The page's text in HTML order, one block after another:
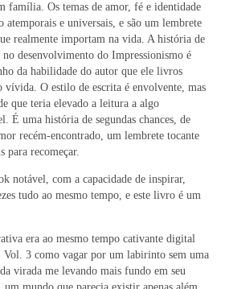
família. Os temas de amor, fé e identidade
atemporais e universais, e são um lembrete
realmente importam na vida. A história de
desenvolvimento do Impressionismo é
da habilidade do autor que ele livros
vívida. O estilo de escrita é envolvente, mas
que teria elevado a leitura a algo
É uma história de segundas chances, de
recém-encontrado, um lembrete tocante
para recomeçar.
notável, com a capacidade de inspirar,
tudo ao mesmo tempo, e este livro é um
era ao mesmo tempo cativante digital
Vol. 3 como vagar por um labirinto sem uma
virada me levando mais fundo em seu